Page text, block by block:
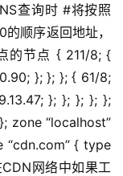
查询时 #将按照
顺序返回地址，
的节点 { 211/8; {
}; }; }; { 61/8;
}; }; }; }; };
zone “localhost”
“cdn.com” { type
网络中如果工